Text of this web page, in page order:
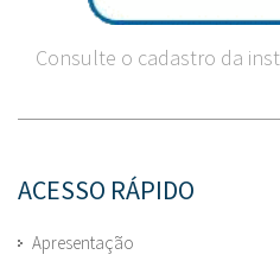
Consulte o cadastro da
ACESSO RÁPIDO
Apresentação